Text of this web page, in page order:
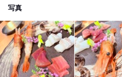
写真